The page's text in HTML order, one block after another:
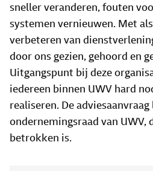
sneller veranderen, fouten
systemen vernieuwen. Met
verbeteren van
door ons gezien, gehoord en
Uitgangspunt bij deze
iedereen binnen UWV hard
realiseren. De
ondernemingsraad van UWV,
betrokken is.